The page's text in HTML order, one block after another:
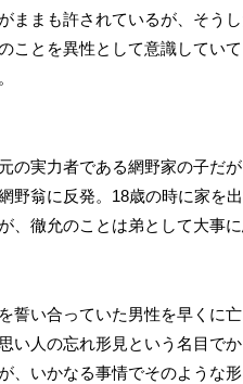
ままも許されているが、そう
ことを異性として意識してい
実力者である網野家の子だ
野翁に反発。18歳の時に家を
徹允のことは弟として大事に
誓い合っていた男性を早くに
人の忘れ形見という名目で
いかなる事情でそのような形